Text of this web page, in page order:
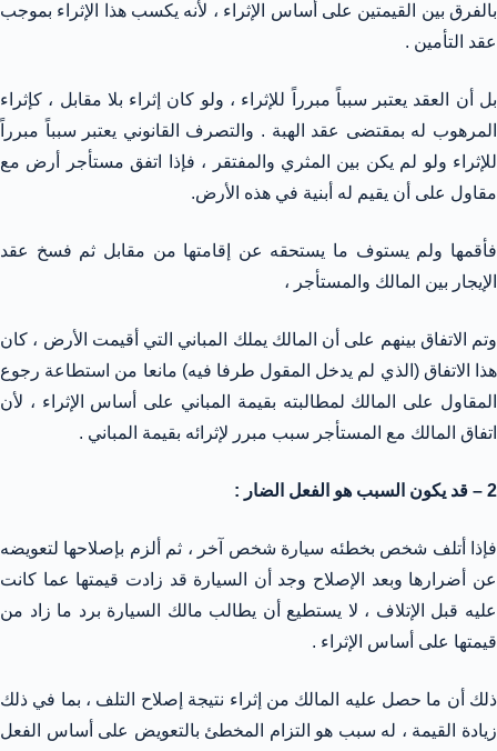
بالفرق بين القيمتين على أساس الإثراء ، لأنه يكسب هذا الإثراء بموجب
عقد التأمين .
بل أن العقد يعتبر سبباً مبرراً للإثراء ، ولو كان إثراء بلا مقابل ، كإثراء
المرهوب له بمقتضى عقد الهبة . والتصرف القانوني يعتبر سبباً مبرراً
للإثراء ولو لم يكن بين المثري والمفتقر ، فإذا اتفق مستأجر أرض مع
مقاول على أن يقيم له أبنية في هذه الأرض.
فأقمها ولم يستوف ما يستحقه عن إقامتها من مقابل ثم فسخ عقد
الإيجار بين المالك والمستأجر ،
وتم الاتفاق بينهم على أن المالك يملك المباني التي أقيمت الأرض ، كان
هذا الاتفاق (الذي لم يدخل المقول طرفا فيه) مانعا من استطاعة رجوع
المقاول على المالك لمطالبته بقيمة المباني على أساس الإثراء ، لأن
اتفاق المالك مع المستأجر سبب مبرر لإثرائه بقيمة المباني .
2 – قد يكون السبب هو الفعل الضار :
فإذا أتلف شخص بخطئه سيارة شخص آخر ، ثم ألزم بإصلاحها لتعويضه
عن أضرارها وبعد الإصلاح وجد أن السيارة قد زادت قيمتها عما كانت
عليه قبل الإتلاف ، لا يستطيع أن يطالب مالك السيارة برد ما زاد من
قيمتها على أساس الإثراء .
ذلك أن ما حصل عليه المالك من إثراء نتيجة إصلاح التلف ، بما في ذلك
زيادة القيمة ، له سبب هو التزام المخطئ بالتعويض على أساس الفعل